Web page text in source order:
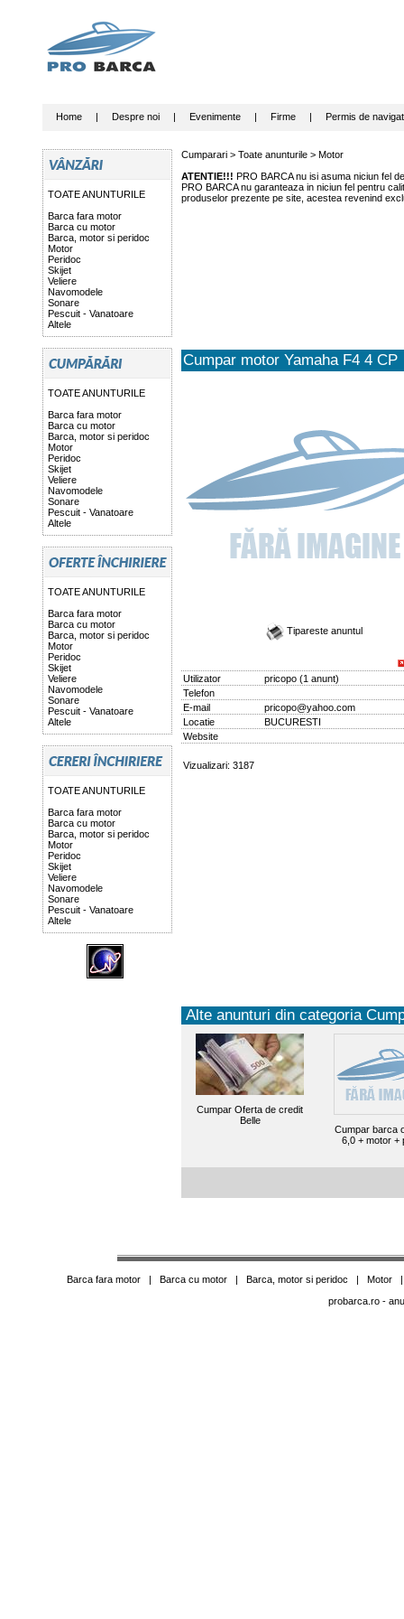
Home| Despre noi| Evenimente| Firme| Permis de
TOATE ANUNTURILE
Barca fara motor
Barca cu motor
Barca, motor si peridoc
Motor
Peridoc
Skijet
Veliere
Navomodele
Sonare
Pescuit - Vanatoare
Altele
TOATE ANUNTURILE
Barca fara motor
Barca cu motor
Barca, motor si peridoc
Motor
Peridoc
Skijet
Veliere
Navomodele
Sonare
Pescuit - Vanatoare
Altele
TOATE ANUNTURILE
Barca fara motor
Barca cu motor
Barca, motor si peridoc
Motor
Peridoc
Skijet
Veliere
Navomodele
Sonare
Pescuit - Vanatoare
Altele
TOATE ANUNTURILE
Barca fara motor
Barca cu motor
Barca, motor si peridoc
Motor
Peridoc
Skijet
Veliere
Navomodele
Sonare
Pescuit - Vanatoare
Altele
Cumparari > Toate anunturile> Motor
ATENTIE!!! PRO BARCA nu isi asuma niciun fel
PRO BARCA nu garanteaza in niciun fel pentru
produselor prezente pe site, acestea revenind
Cumpar motor Yamaha F4 4 CP
Tipareste anuntul
Utilizator pricopo(1 anunt)
Telefon
E-mail
pricopo@yahoo.com
Locatie
BUCURESTI
Website
Vizualizari: 3187
Alte anunturi din categoria
Cumpar Oferta de credit
Belle
Cumpar barca
6,0 + motor +
Barca fara motor| Barca cu motor| Barca, motor si peridoc | Motor
probarca.ro-